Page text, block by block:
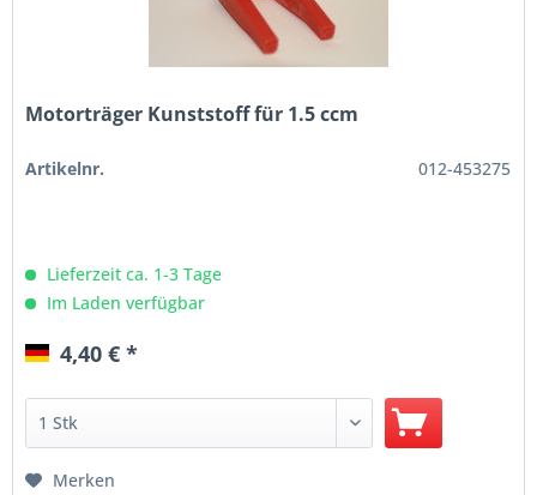
Motorträger Kunststoff für 1.5 ccm
Artikelnr. 012-453275
Lieferzeit ca. 1-3 Tage
Im Laden verfügbar
4,40 € *
Merken